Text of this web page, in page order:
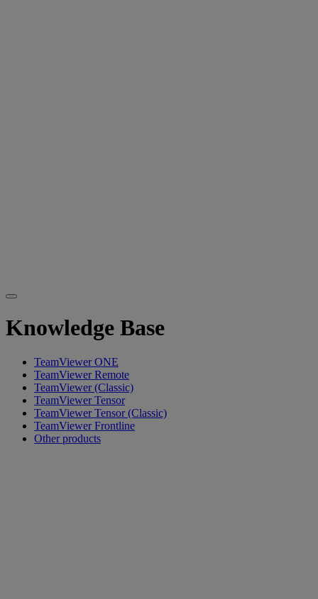
Knowledge Base
TeamViewer ONE
TeamViewer Remote
TeamViewer (Classic)
TeamViewer Tensor
TeamViewer Tensor (Classic)
TeamViewer Frontline
Other products